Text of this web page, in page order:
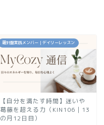
羅針盤実践メンバー｜デイリーレッスン
【自分を満たす時間】迷いや
葛藤を超える力（KIN106｜13
の月12日目）